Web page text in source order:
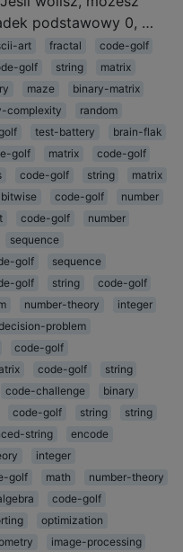
podstawowy 0, …
art fractal
code-golf
golf string
matrix
maze
binary-matrix
complexity
random
test-battery
brain-flak
golf matrix
code-golf
code-golf string
matrix
bitwise code-golf
number
code-golf
number
sequence
golf
sequence
golf string
code-golf
number-theory
integer
problem
code-golf
code-golf
string
code-challenge
binary
code-golf string
string
string
encode
integer
golf math
number-theory
code-golf
optimization
image-processing